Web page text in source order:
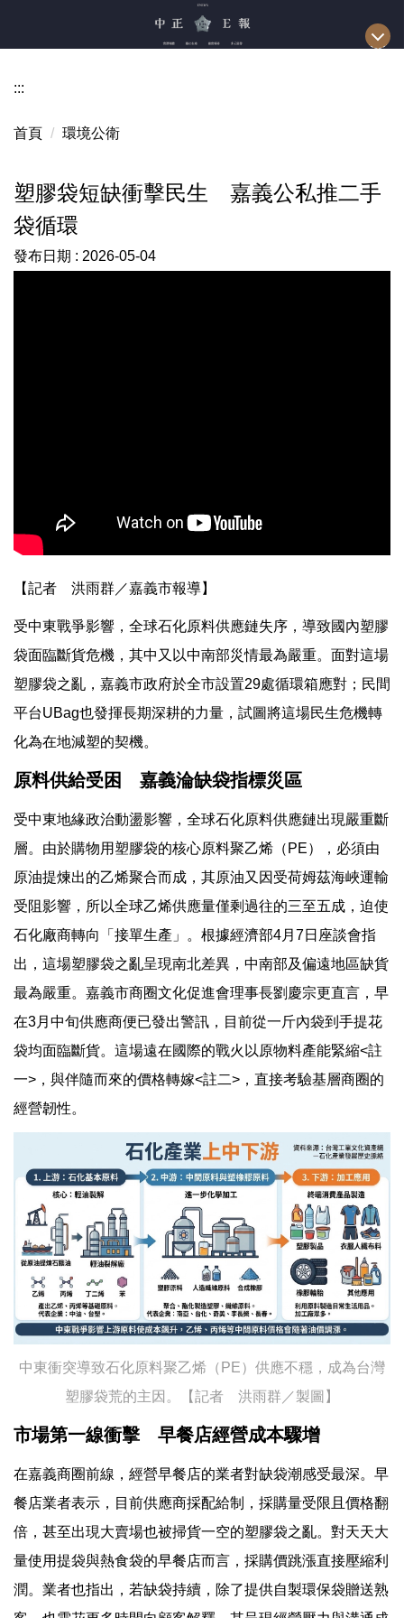
區
:::
首頁 環境公衛
塑膠袋短缺衝擊民生 嘉義公私推二手
袋循環
發布日期 : 2026-05-04
【記者 洪雨群／嘉義市報導】
受中東戰爭影響，全球石化原料供應鏈失序，導致國內塑膠
袋面臨斷貨危機，其中又以中南部災情最為嚴重。面對這場
塑膠袋之亂，嘉義市政府於全市設置29處循環箱應對；民間
平台UBag也發揮長期深耕的力量，試圖將這場民生危機轉
化為在地減塑的契機。
原料供給受困 嘉義淪缺袋指標災區
受中東地緣政治動盪影響，全球石化原料供應鏈出現嚴重斷
層。由於購物用塑膠袋的核心原料聚乙烯（PE），必須由
原油提煉出的乙烯聚合而成，其原油又因受荷姆茲海峽運輸
受阻影響，所以全球乙烯供應量僅剩過往的三至五成，迫使
石化廠商轉向「接單生產」。根據經濟部4月7日座談會指
出，這場塑膠袋之亂呈現南北差異，中南部及偏遠地區缺貨
最為嚴重。嘉義市商圈文化促進會理事長劉慶宗更直言，早
在3月中旬供應商便已發出警訊，目前從一斤內袋到手提花
袋均面臨斷貨。這場遠在國際的戰火以原物料產能緊縮<註
一>，與伴隨而來的價格轉嫁<註二>，直接考驗基層商圈的
經營韌性。
中東衝突導致石化原料聚乙烯（PE）供應不穩，成為台灣
塑膠袋荒的主因。【記者 洪雨群／製圖】
市場第一線衝擊 早餐店經營成本驟增
在嘉義商圈前線，經營早餐店的業者對缺袋潮感受最深。早
餐店業者表示，目前供應商採配給制，採購量受限且價格翻
倍，甚至出現大賣場也被掃貨一空的塑膠袋之亂。對天天大
量使用提袋與熱食袋的早餐店而言，採購價跳漲直接壓縮利
潤。業者也指出，若缺袋持續，除了提供自製環保袋贈送熟